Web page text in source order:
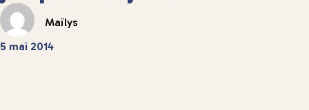
Maïlys
5 mai 2014